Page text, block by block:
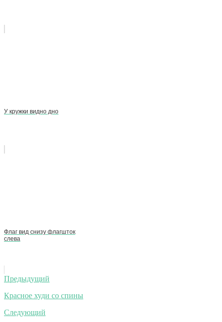
У кружки видно дно
Флаг вид снизу флагшток
слева
Навигация
по
записям
Предыдущий
Красное худи со спины
Следующий